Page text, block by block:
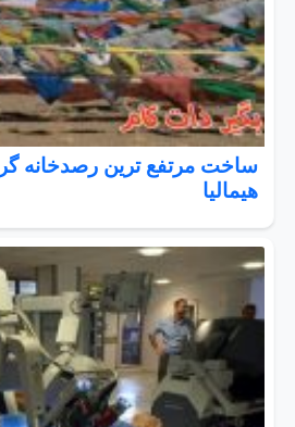
ساخت مرتفع ترین رصدخانه
هیمالیا